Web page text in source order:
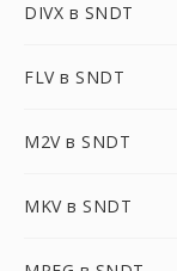
DIVX в SNDT
FLV в SNDT
M2V в SNDT
MKV в SNDT